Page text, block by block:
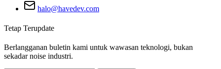
halo@havedev.com
Tetap Terupdate
Berlangganan buletin kami untuk wawasan teknologi, bukan
sekadar noise industri.